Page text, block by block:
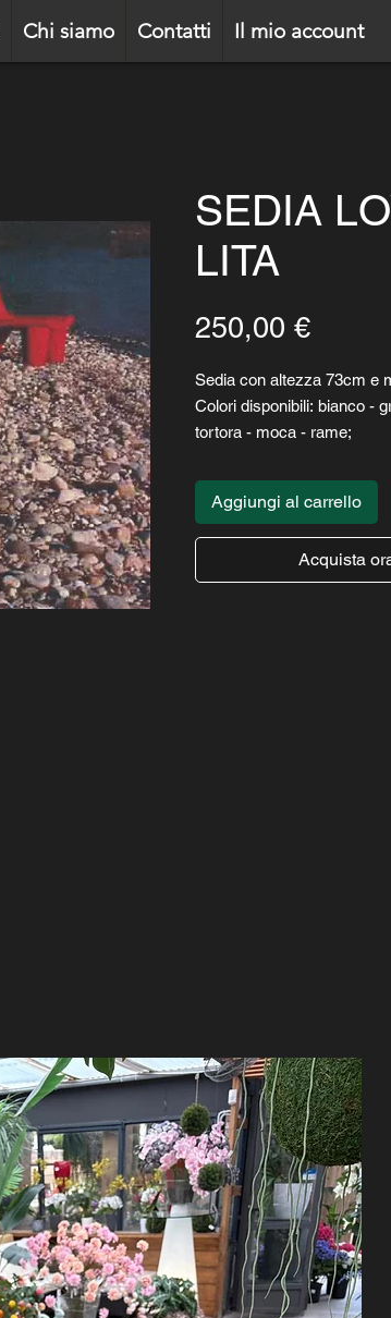
Chi siamo Contatti Il mio account
SEDIA
LITA
250,00 €Prezzo
Sedia con altezza 73cm e
Colori disponibili: bianco -
tortora - moca - rame;
Aggiungi al carrello
Acquista